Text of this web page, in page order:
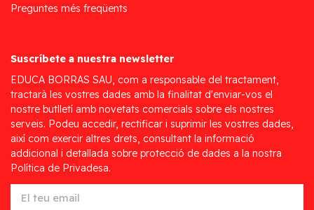
Preguntes més freqüents
Suscríbete a nuestra newsletter
EDUCA BORRAS SAU, com a responsable del tractament,
tractarà les vostres dades amb la finalitat d'enviar-vos el
nostre butlletí amb novetats comercials sobre els nostres
serveis. Podeu accedir, rectificar i suprimir les vostres dades,
així com exercir altres drets, consultant la informació
addicional i detallada sobre protecció de dades a la nostra
Política de Privadesa.